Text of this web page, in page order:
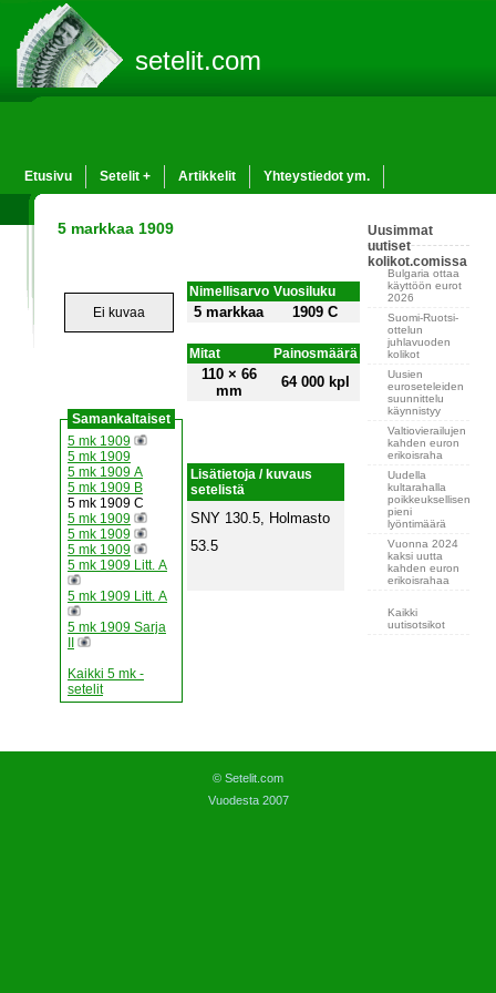
setelit.com
Etusivu Setelit + Artikkelit Yhteystiedot ym.
5 markkaa 1909
Ei kuvaa
Samankaltaiset
5 mk 1909
5 mk 1909
5 mk 1909 A
5 mk 1909 B
5 mk 1909 C
5 mk 1909
5 mk 1909
5 mk 1909
5 mk 1909 Litt. A
5 mk 1909 Litt. A
5 mk 1909 Sarja
Kaikki 5 mk -
setelit
Nimellisarvo Vuosiluku
5 markkaa 1909 C
Mitat Painosmäärä
110 × 66
mm
64 000 kpl
Lisätietoja / kuvaus
setelistä
SNY 130.5, Holmasto
53.5
Uusimmat
uutiset
kolikot.comissa
Bulgaria ottaa
käyttöön eurot
2026
Suomi-Ruotsi-
ottelun
juhlavuoden
kolikot
Uusien
euroseteleiden
suunnittelu
käynnistyy
Valtiovierailujen
kahden euron
erikoisraha
Uudella
kultarahalla
poikkeuksellisen
pieni
lyöntimäärä
Vuonna 2024
kaksi uutta
kahden euron
erikoisrahaa
Kaikki
uutisotsikot
© Setelit.com
Vuodesta 2007